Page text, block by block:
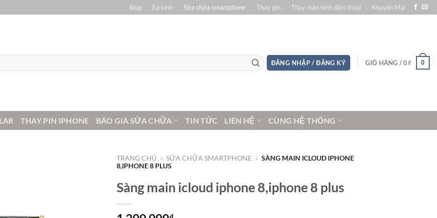
Blog Ép kính Sửa chữa smartphone Thay pin Thay màn hình điện thoại Khuyến Mại
ĐĂNG NHẬP / ĐĂNG KÝ GIỎ HÀNG /0₫ 0
THAY PIN IPHONE BÁO GIÁ SỬA CHỮA TIN TỨC LIÊN HỆ CÙNG HỆ THỐNG
TRANG CHỦ » SỬA CHỮA SMARTPHONE » SÀNG MAIN ICLOUD IPHONE
8,IPHONE 8 PLUS
Sàng main icloud iphone 8,iphone 8 plus